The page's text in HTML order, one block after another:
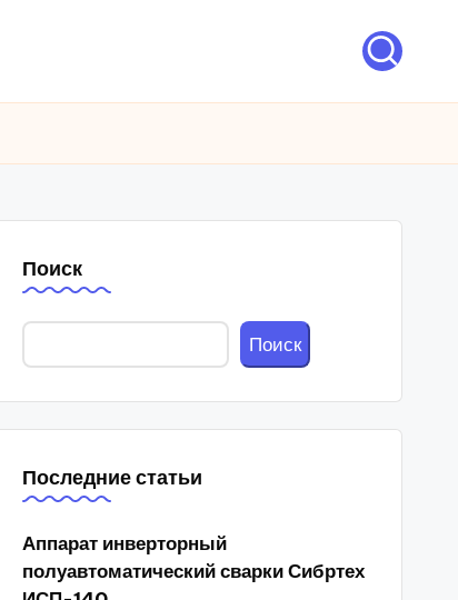
Поиск
Поиск
Последние статьи
Аппарат инверторный
полуавтоматический сварки Сибртех